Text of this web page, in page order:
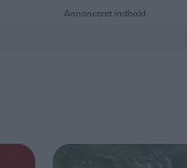
Annonceret indhold